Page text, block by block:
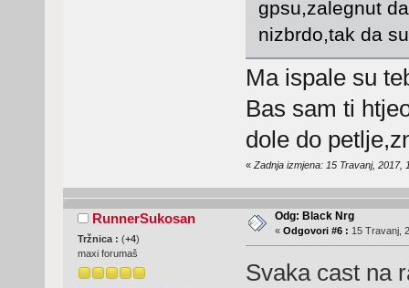
gpsu,zalegnut
nizbrdo,tak da
Ma ispale su
Bas sam ti
dole do
« Zadnja izmjena: 15 Travanj, 2017,
RunnerSukosan
Tržnica : (+4)
maxi forumaš
Odg: Black Nrg
« Odgovori #6 : 15 Travanj,
Svaka cast na